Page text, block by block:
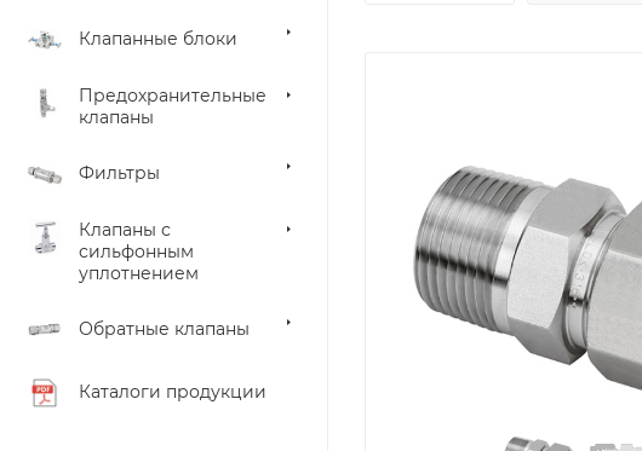
Клапанные блоки
Предохранительные
клапаны
Фильтры
Клапаны с
сильфонным
уплотнением
Обратные клапаны
Каталоги продукции